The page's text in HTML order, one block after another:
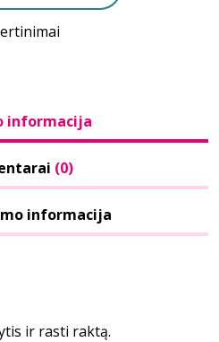
informacija
(0)
informacija
ir rasti raktą.